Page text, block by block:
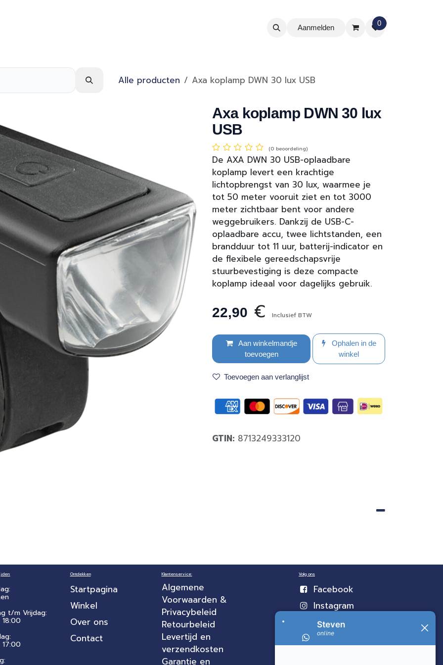
Aanmelden
0
Alle producten Axa koplamp DWN 30 lux USB
Axa koplamp DWN 30 lux
USB
(0 beoordeling)
De AXA DWN 30 USB-oplaadbare
koplamp levert een krachtige
lichtopbrengst van 30 lux, waarmee je
tot 50 meter vooruit ziet en tot 3000
meter zichtbaar bent voor andere
weggebruikers. Dankzij de USB-C-
oplaadbare accu, twee lichtstanden, een
brandduur tot 11 uur, batterij-indicator en
de flexibele gereedschapsvrije
stuurbevestiging is deze compacte
koplamp ideaal voor dagelijks gebruik.
22,90 € Inclusief BTW
Aan winkelmandje
toevoegen
Ophalen in de
winkel
Toevoegen aan verlanglijst
GTIN: 8713249333120
t/m Vrijdag:
Ontdekken
Startpagina
Winkel
Over ons
Contact
Klantenservice:
Algemene
Voorwaarden &
Privacybeleid
Retourbeleid
Levertijd en
verzendkosten
Garantie en
Volg ons
Facebook
Instagram